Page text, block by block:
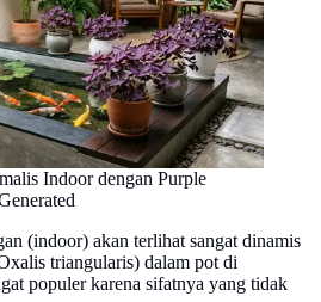
Indoor dengan Purple
(indoor) akan terlihat sangat dinamis
triangularis) dalam pot di
populer karena sifatnya yang tidak